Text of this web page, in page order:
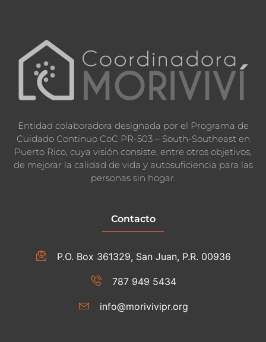
Entidad colaboradora designada por el Programa de
Cuidado Continuo CoC PR-503 – South-Southeast en
Puerto Rico, cuya visión consiste, entre otros objetivos,
de mejorar la calidad de vida y autosuficiencia para las
personas sin hogar.
Contacto
P.O. Box 361329, San Juan, P.R. 00936
787 949 5434
info@morivivipr.org